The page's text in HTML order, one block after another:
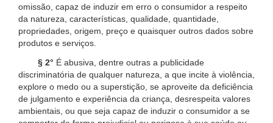
omissão, capaz de induzir em erro o consumidor a respeito
da natureza, características, qualidade, quantidade,
propriedades, origem, preço e quaisquer outros dados sobre
produtos e serviços.
§ 2° É abusiva, dentre outras a publicidade
discriminatória de qualquer natureza, a que incite à violência,
explore o medo ou a superstição, se aproveite da deficiência
de julgamento e experiência da criança, desrespeita valores
ambientais, ou que seja capaz de induzir o consumidor a se